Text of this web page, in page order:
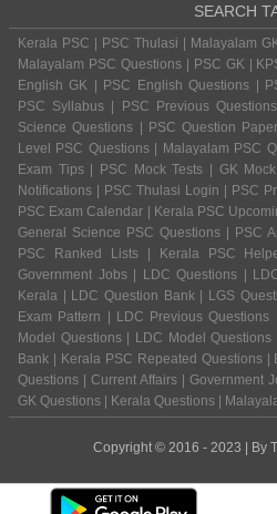
SEARCH
Kerala PSC | PSC Thulasi | Malayalam
Malayalam PSC Questions | PSC GK |
English GK | PSC English Questions |
PSC Syllabus | PSC Previous
Science Questions | PSC Question
Level PSC Questions | Malayalam PSC
Exam Tips | PSC Mock Tests | GK
Notifications | PSC Thulasi Login | PSC
PSC Exam Calendar | Kerala PSC
General Science PSC Questions | PSC
PSC Ranked Lists | Kerala PSC
Government Jobs | LDC Questions |
Kerala | LDC Question Bank | LGS
Exam Pattern | LDC Previous
Model Questions | LDC Model
Bank | Kerala PSC Repeated Questions |
Questions | Current Affairs | Government
GK Questions | Kerala Questions |
Copyright © 2016 - 2023 | By